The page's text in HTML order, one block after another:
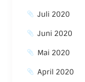
Juli 2020
Juni 2020
Mai 2020
April 2020